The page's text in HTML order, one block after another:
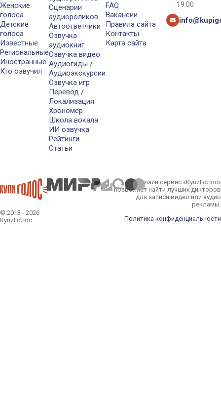
Женские
голоса
Детские
голоса
Известные
Региональные
Иностранные
Кто озвучил
Сценарии
аудиороликов
Автоответчики
Озвучка
аудиокниг
Озвучка видео
Аудиогиды /
Аудиоэкскурсии
Озвучка игр
Перевод /
Локализация
Хрономер
Школа вокала
ИИ озвучка
Рейтинги
Статьи
FAQ
Вакансии
Правила сайта
Контакты
Карта сайта
19:00
© 2013 - 2026
КупиГолос
Онлайн сервис «КупиГолос»
позволяет найти лучших дикторов
для записи видео или аудио
рекламы.
Политика конфиденциальности